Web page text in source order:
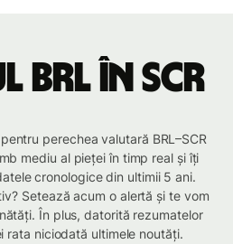
în SCR
perechea valutară BRL–SCR
mediu al pieței în timp real și îți
cronologice din ultimii 5 ani.
Setează acum o alertă și te vom
În plus, datorită rezumatelor
rata niciodată ultimele noutăți.